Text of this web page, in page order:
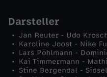
Darsteller
Jan Reuter - Udo
Karoline Joost - Nike
Lars Pöhlmann -
Kai Timmermann -
Stine Bergendal -